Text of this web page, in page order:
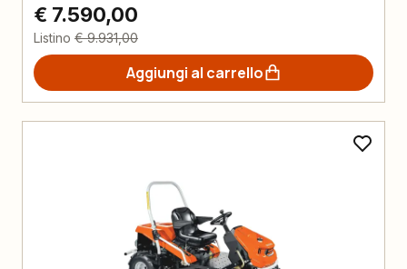
€ 7.590,00
Listino € 9.931,00
Aggiungi al carrello